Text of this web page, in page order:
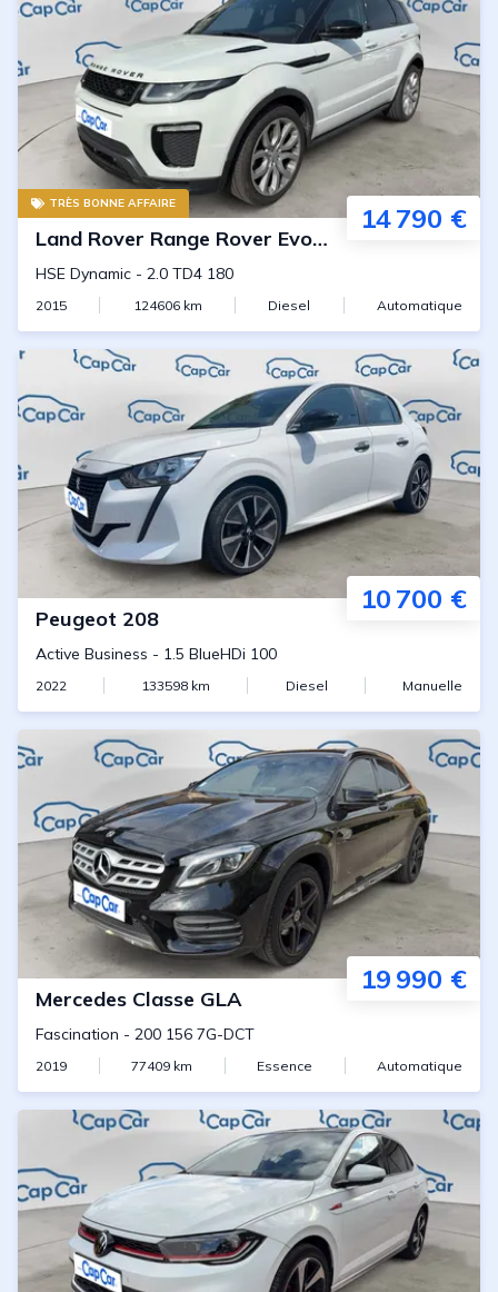
TRÈS BONNE AFFAIRE 14 790 €
Land Rover Range Rover Evoque
HSE Dynamic - 2.0 TD4 180
2015 124606km Diesel Automatique
10 700 €
Peugeot 208
Active Business - 1.5 BlueHDi 100
2022 133598 km Diesel Manuelle
19 990 €
Mercedes Classe GLA
Fascination - 200 156 7G-DCT
2019 77409 km Essence Automatique